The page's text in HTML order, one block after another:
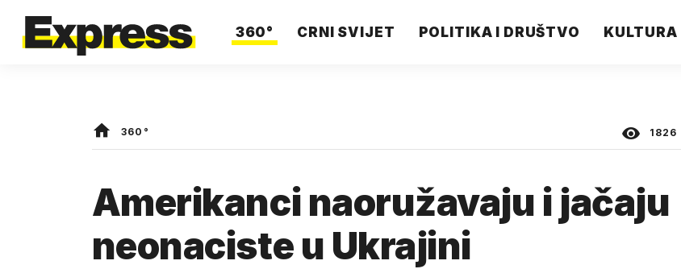
360° CRNI SVIJET POLITIKA I DRUŠTVO KULTURA
360° 1826
Amerikanci naoružavaju i jačaju
neonaciste u Ukrajini